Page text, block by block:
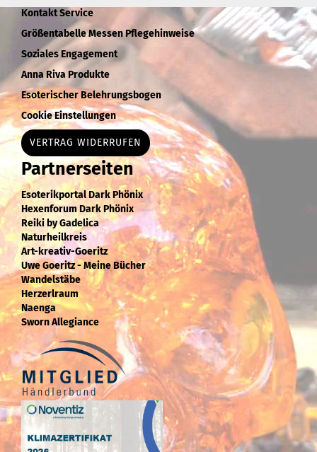
Kontakt Service
Größentabelle Messen Pflegehinweise
Soziales Engagement
Anna Riva Produkte
Esoterischer Belehrungsbogen
Cookie Einstellungen
VERTRAG WIDERRUFEN
Partnerseiten
Esoterikportal Dark Phönix
Hexenforum Dark Phönix
Reiki by Gadelica
Naturheilkreis
Art-kreativ-Goeritz
Uwe Goeritz - Meine Bücher
Wandelstäbe
Herzerlraum
Naenga
Sworn Allegiance